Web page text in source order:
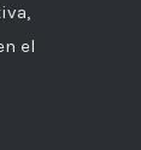
el